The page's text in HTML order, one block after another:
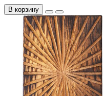
В корзину